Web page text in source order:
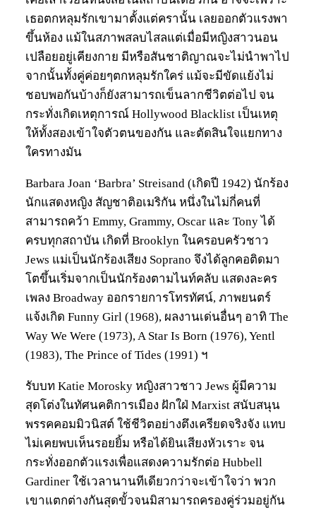
เธอตกหลุมรักเขามาตั้งแต่ครานั้น เลยออกตัวแรงพา
ขึ้นห้อง แม้ในสภาพสลบไสลแต่เมื่อมีหญิงสาวนอน
เปลือยอยู่เคียงกาย มีหรือสันชาติญาณจะไม่นำพาไป
จากนั้นทั้งคู่ค่อยๆตกหลุมรักใคร่ แม้จะมีขัดแย้งไม่
ชอบพอกันบ้างก็ยังสามารถเข็นลากชีวิตต่อไป จน
กระทั่งเกิดเหตุการณ์ Hollywood Blacklist เป็นเหตุ
ให้ทั้งสองเข้าใจตัวตนของกัน และตัดสินใจแยกทาง
ใครทางมัน
Barbara Joan ‘Barbra’ Streisand (เกิดปี 1942) นักร้อง
นักแสดงหญิง สัญชาติอเมริกัน หนึ่งในไม่กี่คนที่
สามารถคว้า Emmy, Grammy, Oscar และ Tony ได้
ครบทุกสถาบัน เกิดที่ Brooklyn ในครอบครัวชาว
Jews แม่เป็นนักร้องเสียง Soprano จึงได้ลูกคอติดมา
โตขึ้นเริ่มจากเป็นนักร้องตามไนท์คลับ แสดงละคร
เพลง Broadway ออกรายการโทรทัศน์, ภาพยนตร์
แจ้งเกิด Funny Girl (1968), ผลงานเด่นอื่นๆ อาทิ The
Way We Were (1973), A Star Is Born (1976), Yentl
(1983), The Prince of Tides (1991) ฯ
รับบท Katie Morosky หญิงสาวชาว Jews ผู้มีความ
สุดโต่งในทัศนคติการเมือง ฝักใฝ่ Marxist สนับสนุน
พรรคคอมมิวนิสต์ ใช้ชีวิตอย่างตึงเครียดจริงจัง แทบ
ไม่เคยพบเห็นรอยยิ้ม หรือได้ยินเสียงหัวเราะ จน
กระทั่งออกตัวแรงเพื่อแสดงความรักต่อ Hubbell
Gardiner ใช้เวลานานทีเดียวกว่าจะเข้าใจว่า พวก
เขาแตกต่างกันสุดขั้วจนมิสามารถครองคู่ร่วมอยู่กัน